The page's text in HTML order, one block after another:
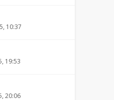
10:37
19:53
20:06